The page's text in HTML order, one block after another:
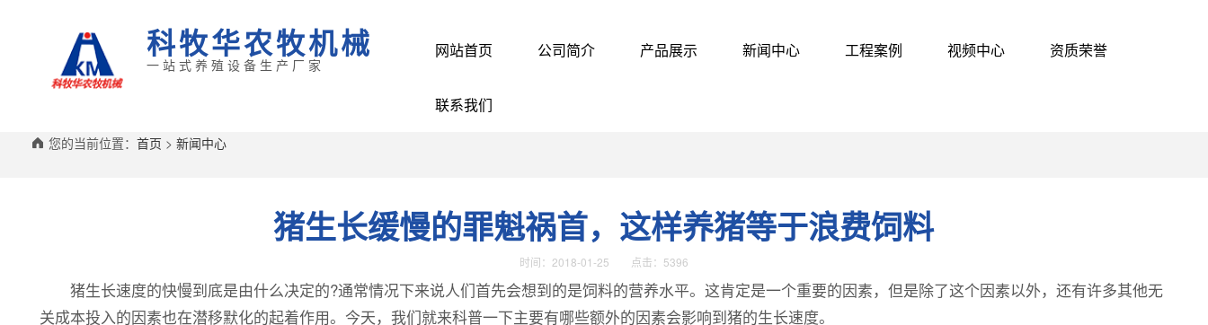
科牧华农牧机械
一站式养殖设备生产厂家
网站首页 公司简介 产品展示 新闻中心 工程案例 视频中心 资质荣誉
联系我们
您的当前位置： 首页 > 新闻中心
猪生长缓慢的罪魁祸首，这样养猪等于浪费饲料
时间：2018-01-25 点击：5396
猪生长速度的快慢到底是由什么决定的?通常情况下来说人们首先会想到的是饲料的营养水平。这肯定是一个重要的因素，但是除了这个因素以外，还有许多其他无
关成本投入的因素也在潜移默化的起着作用。今天，我们就来科普一下主要有哪些额外的因素会影响到猪的生长速度。